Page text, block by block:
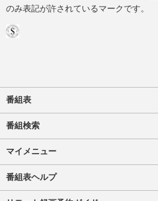
のみ表記が許されているマークです。
番組表
番組検索
マイメニュー
番組表ヘルプ